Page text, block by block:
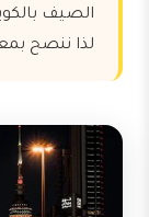
الصيف
لذا ننصح